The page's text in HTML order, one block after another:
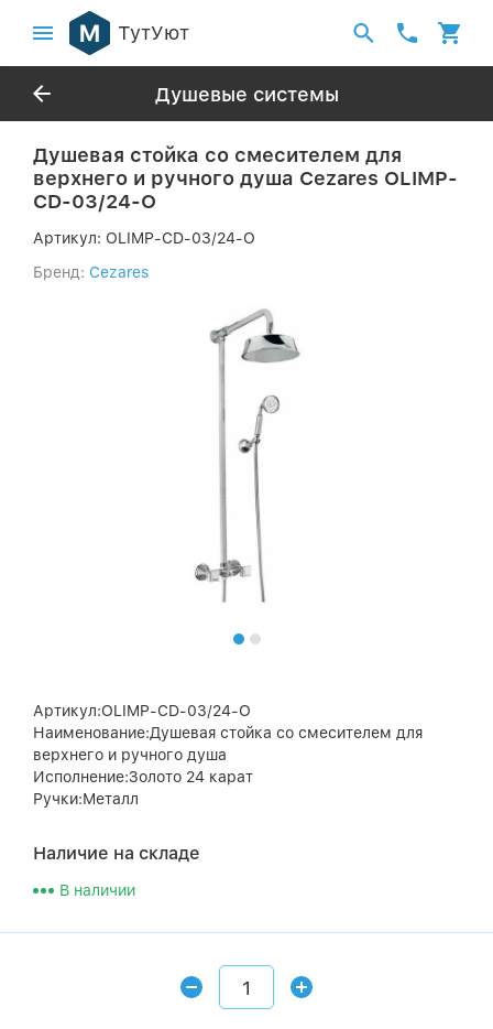
ТутУют
Душевые системы
Душевая стойка со смесителем для
верхнего и ручного душа Cezares OLIMP-
CD-03/24-O
Артикул: OLIMP-CD-03/24-O
Бренд: Cezares
Артикул:OLIMP-CD-03/24-O
Наименование:Душевая стойка со смесителем для
верхнего и ручного душа
Исполнение:Золото 24 карат
Ручки:Металл
Наличие на складе
В наличии